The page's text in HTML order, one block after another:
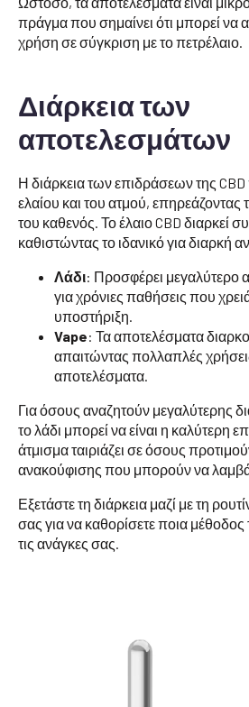
πράγμα που σημαίνει ότι μπορεί να
χρήση σε σύγκριση με το πετρέλαιο.
Διάρκεια των
αποτελεσμάτων
Η διάρκεια των επιδράσεων της CBD
ελαίου και του ατμού,
του καθενός. Το έλαιο CBD διαρκεί
καθιστώντας το ιδανικό για διαρκή
Λάδι: Προσφέρει μεγαλύτερο
για χρόνιες παθήσεις που
υποστήριξη.
Vape: Τα αποτελέσματα
απαιτώντας πολλαπλές
αποτελέσματα.
Για όσους αναζητούν μεγαλύτερης
το λάδι μπορεί να είναι η καλύτερη
άτμισμα ταιριάζει σε όσους
ανακούφισης που μπορούν να
Εξετάστε τη διάρκεια μαζί με τη
σας για να καθορίσετε ποια μέθοδος
τις ανάγκες σας.